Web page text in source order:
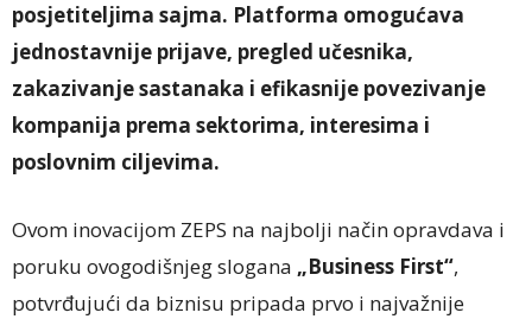
posjetiteljima sajma. Platforma omogućava
jednostavnije prijave, pregled učesnika,
zakazivanje sastanaka i efikasnije povezivanje
kompanija prema sektorima, interesima i
poslovnim ciljevima.
Ovom inovacijom ZEPS na najbolji način opravdava i
poruku ovogodišnjeg slogana „Business First“,
potvrđujući da biznisu pripada prvo i najvažnije